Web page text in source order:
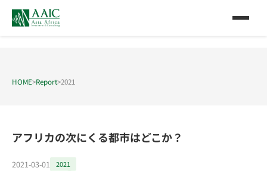
HOME>Report>2021
アフリカの次にくる都市はどこか？
2021-03-01 2021